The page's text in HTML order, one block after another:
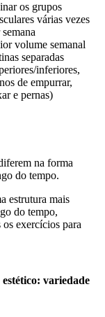
os grupos
várias vezes
volume semanal
separadas
inferiores,
de empurrar,
e pernas)
na forma
do tempo.
estrutura mais
do tempo,
exercícios para
variedade